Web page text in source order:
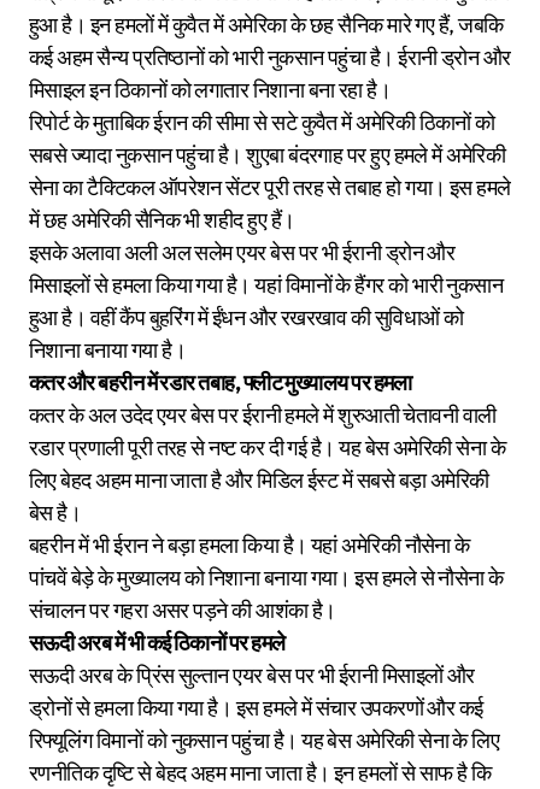
हुआ है। इन हमलों में कुवैत में अमेरिका के छह सैनिक मारे गए हैं, जबकि
कई अहम सैन्य प्रतिष्ठानों को भारी नुकसान पहुंचा है। ईरानी ड्रोन और
मिसाइल इन ठिकानों को लगातार निशाना बना रहा है।
रिपोर्ट के मुताबिक ईरान की सीमा से सटे कुवैत में अमेरिकी ठिकानों को
सबसे ज्यादा नुकसान पहुंचा है। शुएबा बंदरगाह पर हुए हमले में अमेरिकी
सेना का टैक्टिकल ऑपरेशन सेंटर पूरी तरह से तबाह हो गया। इस हमले
में छह अमेरिकी सैनिक भी शहीद हुए हैं।
इसके अलावा अली अल सलेम एयर बेस पर भी ईरानी ड्रोन और
मिसाइलों से हमला किया गया है। यहां विमानों के हैंगर को भारी नुकसान
हुआ है। वहीं कैंप बुहरिंग में ईंधन और रखरखाव की सुविधाओं को
निशाना बनाया गया है।
कतर और बहरीन में रडार तबाह, फ्लीट मुख्यालय पर हमला
कतर के अल उदेद एयर बेस पर ईरानी हमले में शुरुआती चेतावनी वाली
रडार प्रणाली पूरी तरह से नष्ट कर दी गई है। यह बेस अमेरिकी सेना के
लिए बेहद अहम माना जाता है और मिडिल ईस्ट में सबसे बड़ा अमेरिकी
बेस है।
बहरीन में भी ईरान ने बड़ा हमला किया है। यहां अमेरिकी नौसेना के
पांचवें बेड़े के मुख्यालय को निशाना बनाया गया। इस हमले से नौसेना के
संचालन पर गहरा असर पड़ने की आशंका है।
सऊदी अरब में भी कई ठिकानों पर हमले
सऊदी अरब के प्रिंस सुल्तान एयर बेस पर भी ईरानी मिसाइलों और
ड्रोनों से हमला किया गया है। इस हमले में संचार उपकरणों और कई
रिफ्यूलिंग विमानों को नुकसान पहुंचा है। यह बेस अमेरिकी सेना के लिए
रणनीतिक दृष्टि से बेहद अहम माना जाता है। इन हमलों से साफ है कि